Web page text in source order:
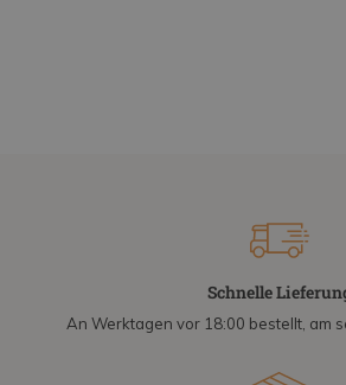
Schnelle
An Werktagen vor 18:00 bestellt, am